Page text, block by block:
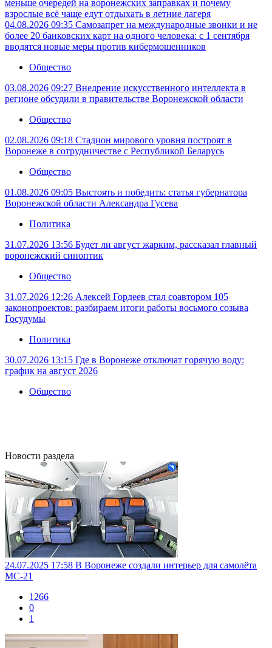
меньше очередей на воронежских заправках и почему
взрослые всё чаще едут отдыхать в летние лагеря
04.08.2026 09:35 Самозапрет на международные звонки и не
более 20 банковских карт на одного человека: с 1 сентября
вводятся новые меры против кибермошенников
Общество
03.08.2026 09:27 Внедрение искусственного интеллекта в
регионе обсудили в правительстве Воронежской области
Общество
02.08.2026 09:18 Стадион мирового уровня построят в
Воронеже в сотрудничестве с Республикой Беларусь
Общество
01.08.2026 09:05 Выстоять и победить: статья губернатора
Воронежской области Александра Гусева
Политика
31.07.2026 13:56 Будет ли август жарким, рассказал главный
воронежский синоптик
Общество
31.07.2026 12:26 Алексей Гордеев стал соавтором 105
законопроектов: разбираем итоги работы восьмого созыва
Госудумы
Политика
30.07.2026 13:15 Где в Воронеже отключат горячую воду:
график на август 2026
Общество
Новости раздела
24.07.2025 17:58 В Воронеже создали интерьер для самолёта
МС-21
1266
0
1